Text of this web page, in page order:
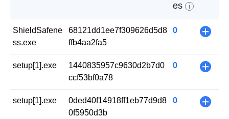
es
i
ShieldSafene
ss.exe
68121dd1ee7f309626d5d8
ffb4aa2fa5
0 +
setup[1].exe
1440835957c9630d2b7d0
ccf53bf0a78
0 +
setup[1].exe
0ded40f14918ff1eb77d9d8
0f5950d3b
0 +